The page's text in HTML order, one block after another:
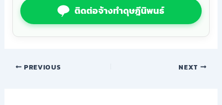
ติดต่อจ้างทำดุษฎีนิพนธ์
PREVIOUS NEXT